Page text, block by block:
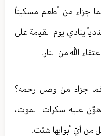
جزاء من أطعم مسكيناً
ينادي يوم القيامة على
الله من النار.
جزاء من وصل رحمه؟
عليه سكرات الموت،
من أيّ أبوابها شئت.